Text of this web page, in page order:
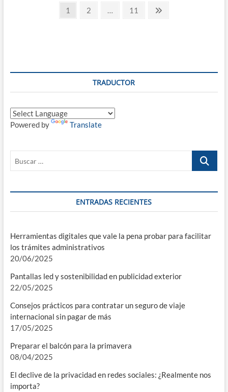
PaginaciónPágina
1 Página
2 … Página
11
Página
TRADUCTOR
Powered by Translate
Buscar
ENTRADAS RECIENTES
Herramientas digitales que vale la pena probar para facilitar
los trámites administrativos
20/06/2025
Pantallas led y sostenibilidad en publicidad exterior
22/05/2025
Consejos prácticos para contratar un seguro de viaje
internacional sin pagar de más
17/05/2025
Preparar el balcón para la primavera
08/04/2025
El declive de la privacidad en redes sociales: ¿Realmente nos
importa?